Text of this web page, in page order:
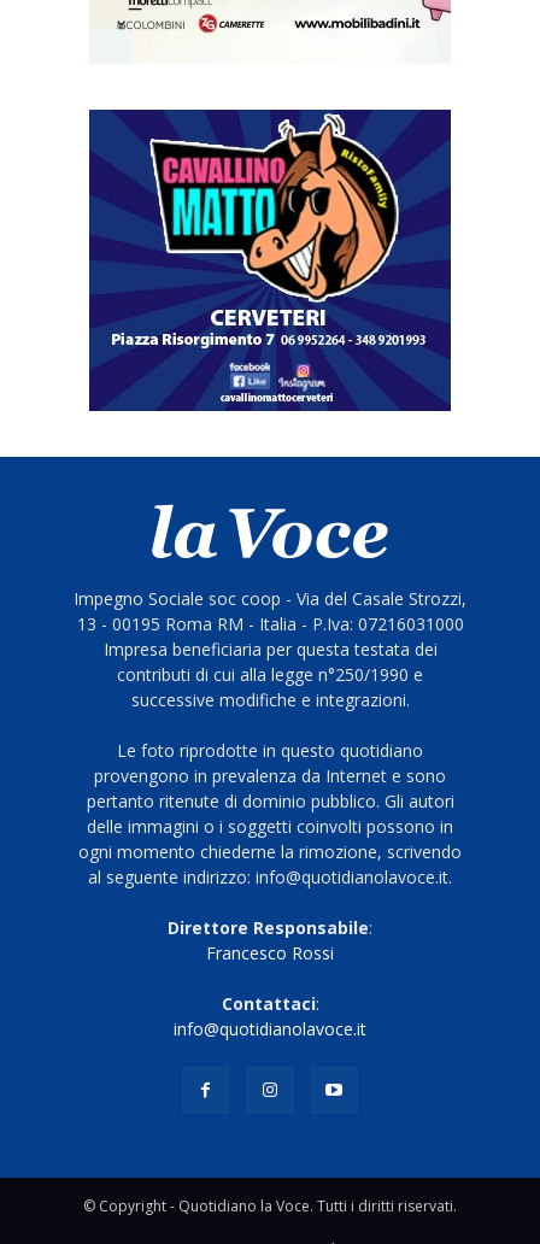
Impegno Sociale soc coop - Via del Casale Strozzi,
13 - 00195 Roma RM - Italia - P.Iva: 07216031000
Impresa beneficiaria per questa testata dei
contributi di cui alla legge n°250/1990 e
successive modifiche e integrazioni.
Le foto riprodotte in questo quotidiano
provengono in prevalenza da Internet e sono
pertanto ritenute di dominio pubblico. Gli autori
delle immagini o i soggetti coinvolti possono in
ogni momento chiederne la rimozione, scrivendo
al seguente indirizzo: info@quotidianolavoce.it.
Direttore Responsabile:
Francesco Rossi
Contattaci:
info@quotidianolavoce.it
© Copyright - Quotidiano la Voce. Tutti i diritti riservati.